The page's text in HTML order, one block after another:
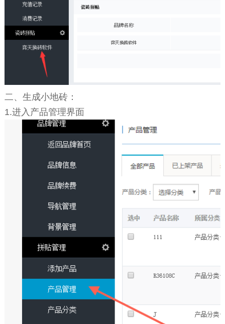
二、生成小地砖：
1.进入产品管理界面